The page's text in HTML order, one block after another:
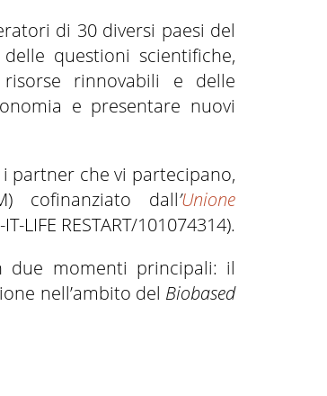
di 30 diversi paesi del
questioni scientifiche,
rinnovabili e delle
e presentare nuovi
che vi partecipano,
cofinanziato dall’Unione
LIFE RESTART/101074314).
due momenti principali: il
nell’ambito del Biobased